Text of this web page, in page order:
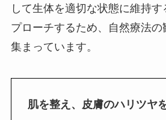
して生体を適切な状態に維持
プローチするため、自然療法
集まっています。
肌を整え、皮膚のハリツヤ